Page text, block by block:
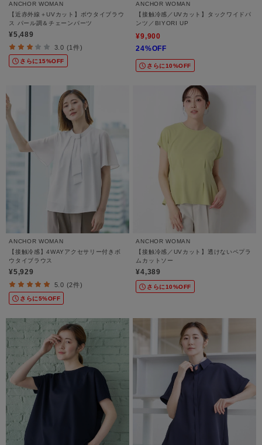
ANCHOR WOMAN
【近赤外線＋UVカット】ボウタイブラウ
ス パール調＆チェーンパーツ
¥5,489
3.0 (1件)
さらに15%OFF
ANCHOR WOMAN
【接触冷感／UVカット】タックワイドパ
ンツ／BIYORI UP
¥9,900
24%OFF
さらに10%OFF
ANCHOR WOMAN
【接触冷感】4WAYアクセサリー付きボ
ウタイブラウス
¥5,929
5.0 (2件)
さらに5%OFF
ANCHOR WOMAN
【接触冷感／UVカット】透けないペプラ
ムカットソー
¥4,389
さらに10%OFF